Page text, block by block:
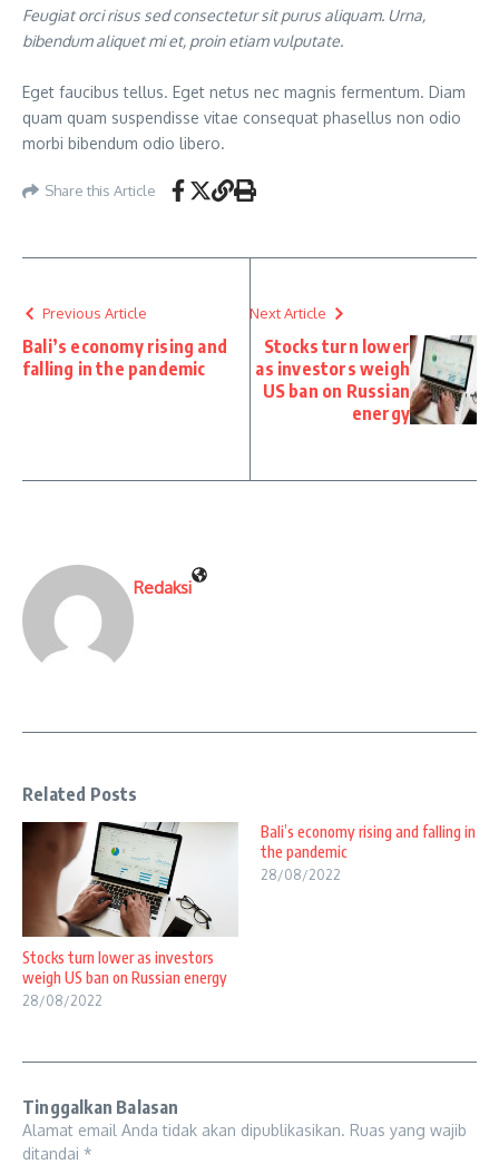
Feugiat orci risus sed consectetur sit purus aliquam. Urna,
bibendum aliquet mi et, proin etiam vulputate.
Eget faucibus tellus. Eget netus nec magnis fermentum. Diam
quam quam suspendisse vitae consequat phasellus non odio
morbi bibendum odio libero.
Share this Article
Previous Article
Bali’s economy rising and
falling in the pandemic
Next Article
Stocks turn lower
as investors weigh
US ban on Russian
energy
Redaksi
Related Posts
Stocks turn lower as investors
weigh US ban on Russian energy
28/08/2022
Bali’s economy rising and falling in
the pandemic
28/08/2022
Tinggalkan Balasan
Alamat email Anda tidak akan dipublikasikan. Ruas yang wajib
ditandai *